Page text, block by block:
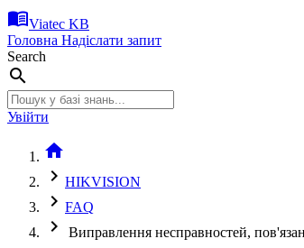
menu_bookViatec KB
Головна Надіслати запит
Search
search
Увійти
home
chevron_right HIKVISION
chevron_right FAQ
chevron_right Виправлення несправностей,